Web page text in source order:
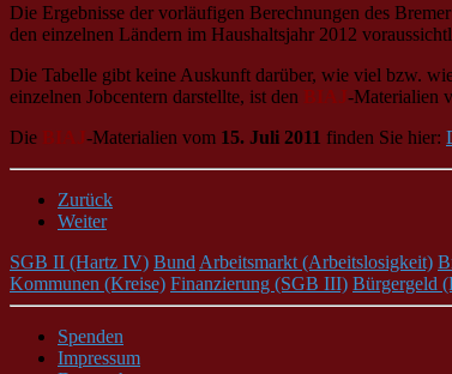
Die Ergebnisse der vorläufigen Berechnungen des Bremer
den einzelnen Ländern im Haushaltsjahr 2012
Die Tabelle gibt keine Auskunft darüber, wie viel bzw.
einzelnen Jobcentern darstellte, ist den BIAJ-Materialien
Die BIAJ-Materialien vom 15. Juli 2011 finden Sie hier:
Zurück
Weiter
SGB II (Hartz IV) Bund Arbeitsmarkt (Arbeitslosigkeit)
Kommunen (Kreise) Finanzierung (SGB III) Bürgergeld
Spenden
Impressum